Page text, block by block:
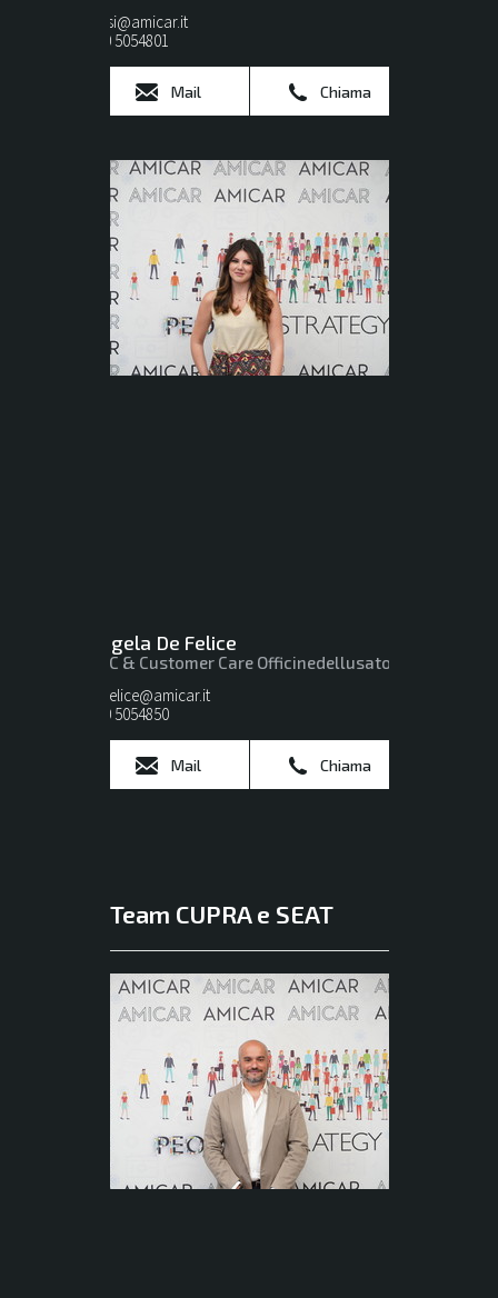
tursi@amicar.it
080 5054801
Mail Chiama
Angela De Felice
BDC & Customer Care Officinedellusato
defelice@amicar.it
080 5054850
Mail Chiama
Team CUPRA e SEAT